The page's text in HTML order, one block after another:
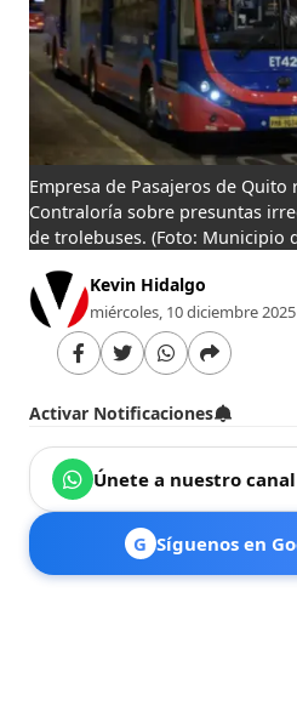
Empresa de Pasajeros de
Contraloría sobre presuntas
de trolebuses. (Foto: Municipio
Kevin Hidalgo
miércoles, 10 diciembre
Activar Notificaciones
Únete a nuestro
G Síguenos en